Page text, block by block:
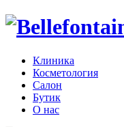
Клиника
Косметология
Салон
Бутик
О нас